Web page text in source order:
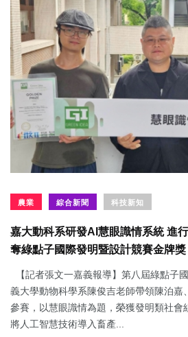
農業 綜合新聞 科技新知
嘉大動科系研發AI慧眼識情系統 進
奪綠點子國際發明暨設計競賽金牌
【記者張文一嘉義報導】第八屆綠點子
義大學動物科學系陳俊吉老師帶領陳泊嘉
參賽，以慧眼識情為題，榮獲發明類社會
將人工智慧技術導入畜產...